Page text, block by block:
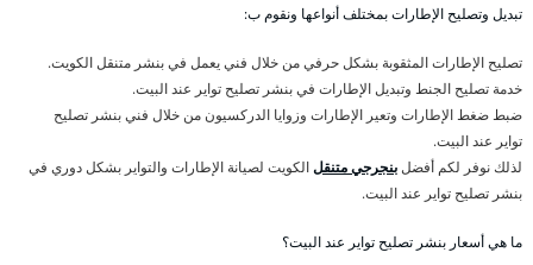
تبديل وتصليح الإطارات بمختلف أنواعها ونقوم ب:
تصليح الإطارات المثقوبة بشكل حرفي من خلال فني يعمل في بنشر متنقل الكويت.
خدمة تصليح الجنط وتبديل الإطارات في بنشر تصليح تواير عند البيت.
ضبط ضغط الإطارات وتعير الإطارات وزوايا الدركسيون من خلال فني بنشر تصليح
تواير عند البيت.
لذلك نوفر لكم أفضلبنجرجي متنقلالكويت لصيانة الإطارات والتواير بشكل دوري في
بنشر تصليح تواير عند البيت.
ما هي أسعار بنشر تصليح تواير عند البيت؟